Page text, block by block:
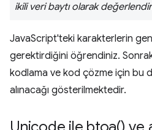
ikili veri baytı olarak
JavaScript'teki karakterlerin
gerektirdiğini öğrendiniz.
kodlama ve kod çözme için bu
alınacağı gösterilmektedir.